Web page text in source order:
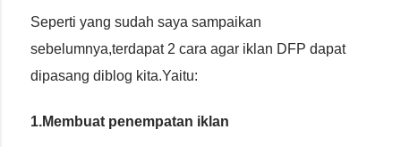
Seperti yang sudah saya sampaikan
sebelumnya,terdapat 2 cara agar iklan DFP dapat
dipasang diblog kita.Yaitu:
1.Membuat penempatan iklan